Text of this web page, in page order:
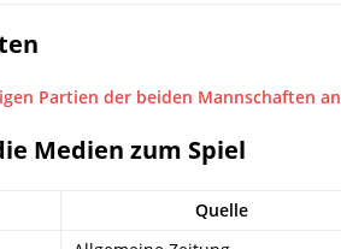
Partien der beiden Mannschaften
Medien zum Spiel
Quelle